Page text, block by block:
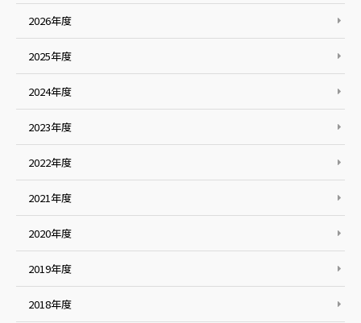
2026年度
2025年度
2024年度
2023年度
2022年度
2021年度
2020年度
2019年度
2018年度